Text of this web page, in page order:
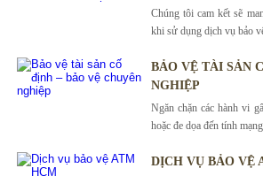
Chúng tôi cam kết sẽ
khi sử dụng dịch vụ bảo
BẢO VỆ TÀI SẢN
NGHIỆP
Ngăn chặn các hành vi
hoặc đe dọa đến tính
DỊCH VỤ BẢO VỆ